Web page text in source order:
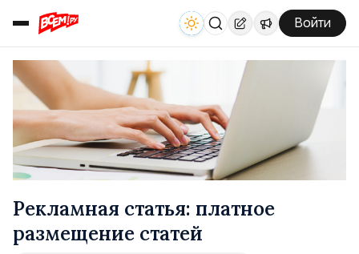
Войти
Рекламная статья: платное
размещение статей